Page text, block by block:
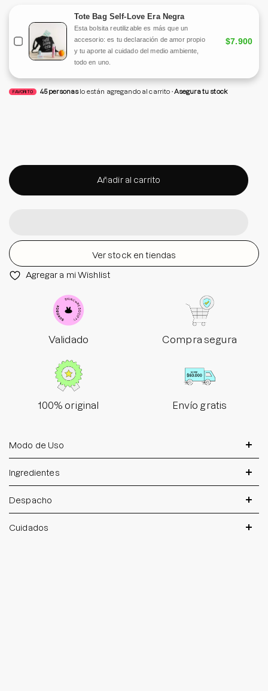
añaden luminosidad instantánea.
¡Aplica con los dedos y enamora con tu look!
Tamaño:3.3 grs
Tote Bag Self-Love Era Negra
Esta bolsita reutilizable es más que un
accesorio: es tu declaración de amor propio
y tu aporte al cuidado del medio ambiente,
todo en uno.
$7.900
FAVORITO 45personas lo están agregando al carrito Asegura tu stock
Añadir al carrito
Ver stock en tiendas
Agregar a mi Wishlist
Validado Compra segura
100% original Envío gratis
Modo de Uso
Ingredientes
Despacho
Cuidados